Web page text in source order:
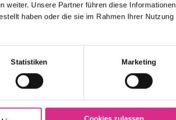
weiter. Unsere Partner führen diese Informationen
haben oder die sie im Rahmen Ihrer Nutzung
Statistiken Marketing
24.
Okt
Erfurt
Messe
Nov
2026
Rudolf Weber-ARENA
21.
Nov
2026
Berlin
Uber Arena